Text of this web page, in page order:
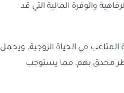
والوفرة المالية التي قد
في الحياة الزوجية. ويحمل
محدق بهم، مما يستوجب